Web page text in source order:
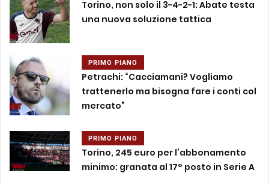
Torino, non solo il 3-4-2-1: Abate testa
una nuova soluzione tattica
PRIMO PIANO
Petrachi: “Cacciamani? Vogliamo
trattenerlo ma bisogna fare i conti col
mercato”
PRIMO PIANO
Torino, 245 euro per l’abbonamento
minimo: granata al 17° posto in Serie A